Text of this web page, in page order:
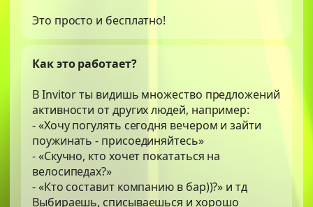
Это просто и бесплатно!
Как это работает?
В Invitor ты видишь множество предложений
активности от других людей, например:
- «Хочу погулять сегодня вечером и зайти
поужинать - присоединяйтесь»
- «Скучно, кто хочет покататься на
велосипедах?»
- «Кто составит компанию в бар))?» и тд
Выбираешь, списываешься и хорошо